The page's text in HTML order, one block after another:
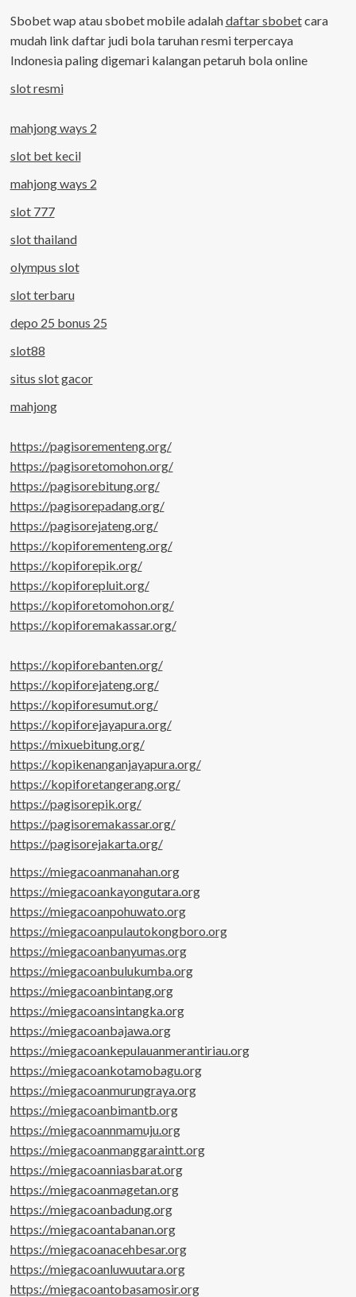
Sbobet wap atau sbobet mobile adalahdaftar sbobetcara
mudah link daftar judi bola taruhan resmi terpercaya
Indonesia paling digemari kalangan petaruh bola online
slot resmi
mahjong ways 2
slot bet kecil
mahjong ways 2
slot 777
slot thailand
olympus slot
slot terbaru
depo 25 bonus 25
slot88
situs slot gacor
mahjong
https://pagisorementeng.org/
https://pagisoretomohon.org/
https://pagisorebitung.org/
https://pagisorepadang.org/
https://pagisorejateng.org/
https://kopiforementeng.org/
https://kopiforepik.org/
https://kopiforepluit.org/
https://kopiforetomohon.org/
https://kopiforemakassar.org/
https://kopiforebanten.org/
https://kopiforejateng.org/
https://kopiforesumut.org/
https://kopiforejayapura.org/
https://mixuebitung.org/
https://kopikenanganjayapura.org/
https://kopiforetangerang.org/
https://pagisorepik.org/
https://pagisoremakassar.org/
https://pagisorejakarta.org/
https://miegacoanmanahan.org
https://miegacoankayongutara.org
https://miegacoanpohuwato.org
https://miegacoanpulautokongboro.org
https://miegacoanbanyumas.org
https://miegacoanbulukumba.org
https://miegacoanbintang.org
https://miegacoansintangka.org
https://miegacoanbajawa.org
https://miegacoankepulauanmerantiriau.org
https://miegacoankotamobagu.org
https://miegacoanmurungraya.org
https://miegacoanbimantb.org
https://miegacoannmamuju.org
https://miegacoanmanggaraintt.org
https://miegacoanniasbarat.org
https://miegacoanmagetan.org
https://miegacoanbadung.org
https://miegacoantabanan.org
https://miegacoanacehbesar.org
https://miegacoanluwuutara.org
https://miegacoantobasamosir.org